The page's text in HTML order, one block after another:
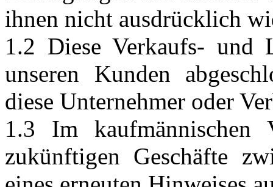
ihnen nicht ausdrücklich
1.2 Diese Verkaufs- und
unseren Kunden
diese Unternehmer oder
1.3 Im
zukünftigen Geschäfte